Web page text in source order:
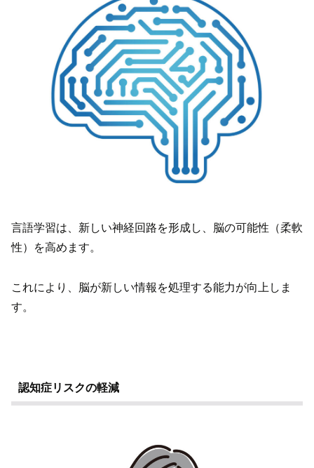
言語学習は、新しい神経回路を形成し、脳の可能性（柔軟
性）を高めます。
これにより、脳が新しい情報を処理する能力が向上しま
す。
認知症リスクの軽減